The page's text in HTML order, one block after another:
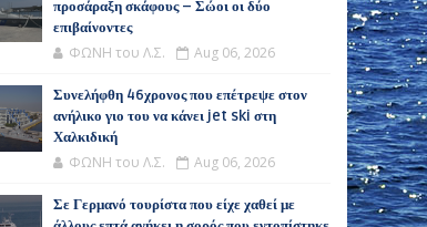
προσάραξη σκάφους – Σώοι οι δύο
επιβαίνοντες
ΦΩΝΗ του Λ.Σ. Aug 06, 2026
Συνελήφθη 46χρονος που επέτρεψε στον
ανήλικο γιο του να κάνει jet ski στη
Χαλκιδική
ΦΩΝΗ του Λ.Σ. Aug 06, 2026
Σε Γερμανό τουρίστα που είχε χαθεί με